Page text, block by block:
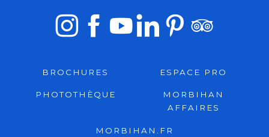
BROCHURES ESPACE PRO
PHOTOTHÈQUE
MORBIHAN
AFFAIRES
MORBIHAN.FR